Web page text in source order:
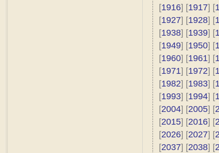
[1916] [1917] [
[1927] [1928] [
[1938] [1939] [
[1949] [1950] [
[1960] [1961] [
[1971] [1972] [
[1982] [1983] [
[1993] [1994] [
[2004] [2005] [
[2015] [2016] [
[2026] [2027] [
[2037] [2038] [